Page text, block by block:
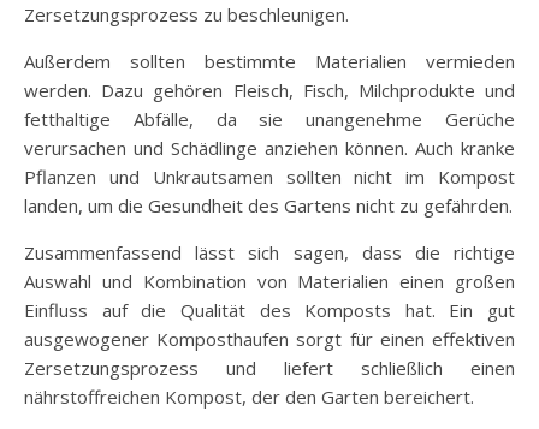
Zersetzungsprozess zu beschleunigen.
Außerdem sollten bestimmte Materialien vermieden
werden. Dazu gehören Fleisch, Fisch, Milchprodukte und
fetthaltige Abfälle, da sie unangenehme Gerüche
verursachen und Schädlinge anziehen können. Auch kranke
Pflanzen und Unkrautsamen sollten nicht im Kompost
landen, um die Gesundheit des Gartens nicht zu gefährden.
Zusammenfassend lässt sich sagen, dass die richtige
Auswahl und Kombination von Materialien einen großen
Einfluss auf die Qualität des Komposts hat. Ein gut
ausgewogener Komposthaufen sorgt für einen effektiven
Zersetzungsprozess und liefert schließlich einen
nährstoffreichen Kompost, der den Garten bereichert.